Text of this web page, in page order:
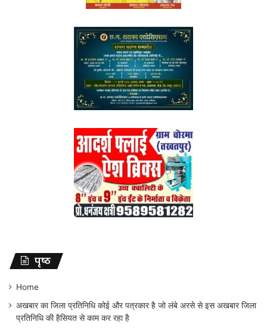
पृष्ठ
Home
अखबार का जिला प्रतिनिधि कोई और पत्रकार है जो लंबे अरसे से इस अखबार जिला
प्रतिनिधि की हैसियत से काम कर रहा है